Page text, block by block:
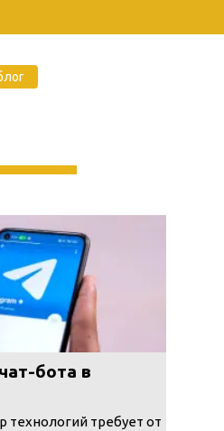
бота в
требует от